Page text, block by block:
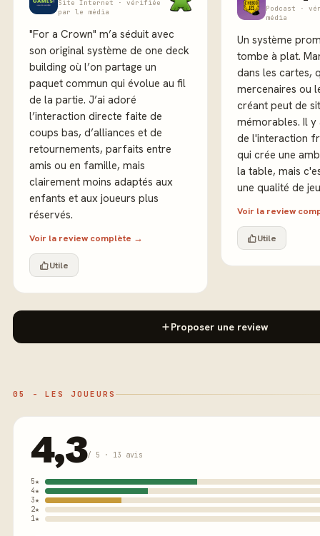
Site Internet · vérifiée
par le média
"For a Crown" m’a séduit avec
son original système de one deck
building où l’on partage un
paquet commun qui évolue au fil
de la partie. J’ai adoré
l’interaction directe faite de
coups bas, d’alliances et de
retournements, parfaits entre
amis ou en famille, mais
clairement moins adaptés aux
enfants et aux joueurs plus
réservés.
Voir la review complète →
Utile
Podcast ·
média
Un système
tombe à plat.
dans les cartes,
mercenaires ou
créant peut de
mémorables. Il
de l'interaction
qui crée une
la table, mais
une qualité de
Voir la review
Utile
Proposer une review
05 - LES JOUEURS
4,3/ 5 · 13 avis
5★
4★
3★
2★
1★